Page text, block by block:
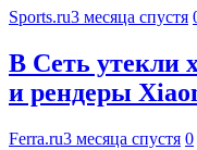
Sports.ru3 месяца спустя
В Сеть утекли
и рендеры
Ferra.ru3 месяца спустя 0